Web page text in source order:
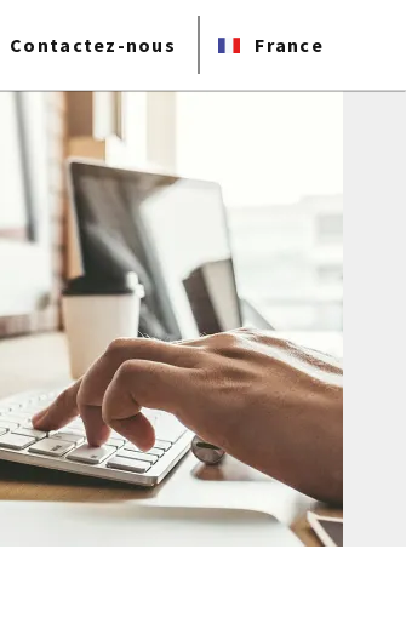
Contactez-nous France